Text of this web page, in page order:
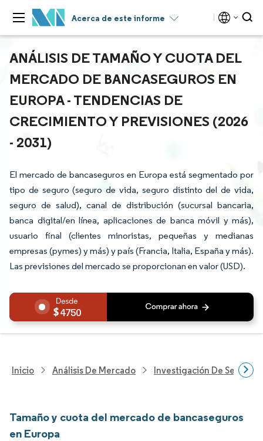
Acerca de este informe
ANÁLISIS DE TAMAÑO Y CUOTA DEL
MERCADO DE BANCASEGUROS EN
EUROPA - TENDENCIAS DE
CRECIMIENTO Y PREVISIONES (2026
- 2031)
El mercado de bancaseguros en Europa está segmentado por
tipo de seguro (seguro de vida, seguro distinto del de vida,
seguro de salud), canal de distribución (sucursal bancaria,
banca digital/en línea, aplicaciones de banca móvil y más),
usuario final (clientes minoristas, pequeñas y medianas
empresas (pymes) y más) y país (Francia, Italia, España y más).
Las previsiones del mercado se proporcionan en valor (USD).
4750
Inicio Análisis De Mercado Investigación De
Tamaño y cuota del mercado de bancaseguros
en Europa